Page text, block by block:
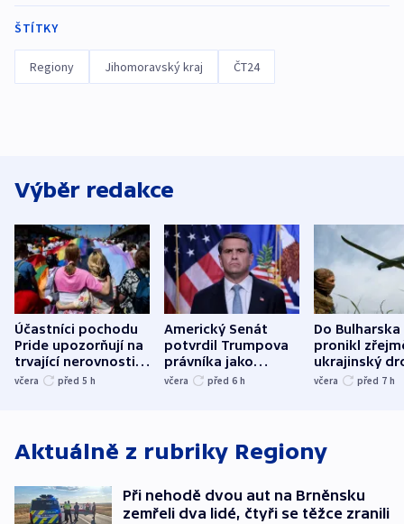
ŠTÍTKY
Regiony Jihomoravský kraj ČT24
Výběr redakce
Účastníci pochodu
Pride upozorňují na
trvající nerovnosti i
společenskou
včera před 5 h
Americký Senát
potvrdil Trumpova
právníka jako
ministra
včera před 6 h
Do Bulharska
pronikl
ukrajinský
explodoval
včera před 7 h
Aktuálně z rubriky Regiony
Při nehodě dvou aut na Brněnsku
zemřeli dva lidé, čtyři se těžce zranili